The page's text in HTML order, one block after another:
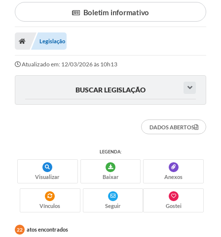
Boletim informativo
Legislação
Atualizado em: 12/03/2026 às 10h13
BUSCAR LEGISLAÇÃO
DADOS ABERTOS
LEGENDA:
Visualizar Baixar Anexos
Vínculos Seguir Gostei
22 atos encontrados